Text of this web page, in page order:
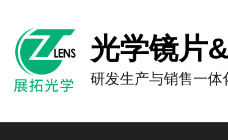
光学镜片
研发生产与销售一体